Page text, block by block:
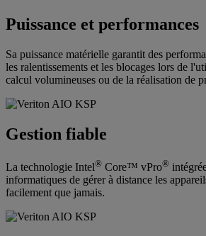
Puissance et performances
Sa puissance matérielle garantit des
les ralentissements et les blocages lors de
calcul volumineuses ou de la réalisation de
Gestion fiable
La technologie Intel® Core™ vPro®
informatiques de gérer à distance les
facilement que jamais.